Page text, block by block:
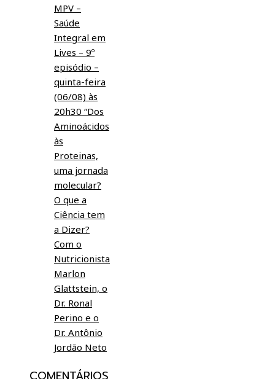
MPV –
Saúde
Integral em
Lives – 9º
episódio –
quinta-feira
(06/08) às
20h30 “Dos
Aminoácidos
às
Proteinas,
uma jornada
molecular?
O que a
Ciência tem
a Dizer?
Com o
Nutricionista
Marlon
Glattstein, o
Dr. Ronal
Perino e o
Dr. Antônio
Jordão Neto